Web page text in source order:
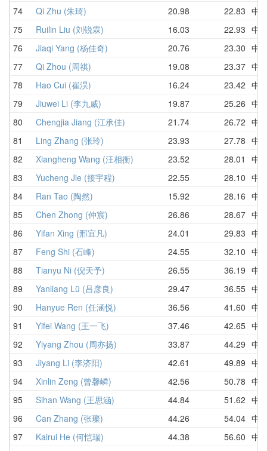
74
Qi Zhu (朱琦) 20.98 22.83 中
75
Ruilin Liu (刘锐霖) 16.03 22.93 中
76
Jiaqi Yang (杨佳奇) 20.76 23.30 中
77
Qi Zhou (周祺) 19.08 23.37 中
78
Hao Cui (崔淏) 16.24 23.42 中
79
Jiuwei Li (李九威) 19.87 25.26 中
80
Chengjia Jiang (江承佳) 21.74 26.72 中
81
Ling Zhang (张玲) 23.93 27.78 中
82
Xiangheng Wang (汪相衡) 23.52 28.01
中
83
Yucheng Jie (接宇程) 22.55 28.10 中
84
Ran Tao (陶然) 15.92 28.16 中
85
Chen Zhong (仲宸) 26.86 28.67 中
86
Yifan Xing (邢宜凡) 24.01 29.83 中
87
Feng Shi (石峰) 24.55 32.10 中
88
Tianyu Ni (倪天予) 26.55 36.19 中
89
Yanliang Lü (吕彦良) 29.47 36.55 中
90
Hanyue Ren (任涵悦) 36.56 41.60 中
91
Yifei Wang (王一飞) 37.46 42.65 中
92
Yiyang Zhou (周亦扬) 33.87 44.29 中
93
Jiyang Li (李济阳) 42.61 49.89 中
94
Xinlin Zeng (曾馨嶙) 42.56 50.78 中
95
Sihan Wang (王思涵) 44.84 51.62 中
96
Can Zhang (张璨) 44.26 54.04 中
97
Kairui He (何恺瑞) 44.38 56.60 中